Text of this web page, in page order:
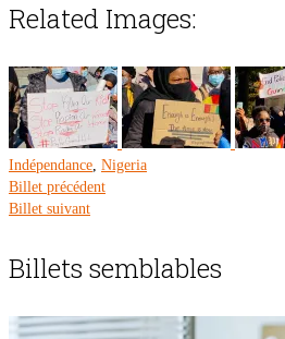
Related Images:
Indépendance, Nigeria
Billet précédent
Billet suivant
Billets semblables